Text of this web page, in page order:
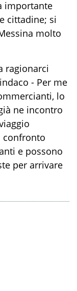
importante
cittadine; si
molto
ragionarci
- Per me
lo
ne incontro
confronto
e possono
per arrivare